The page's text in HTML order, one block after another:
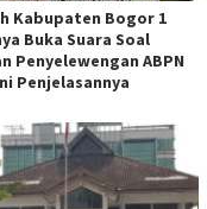
Kabupaten Bogor 1
Buka Suara Soal
Penyelewengan ABPN
Penjelasannya